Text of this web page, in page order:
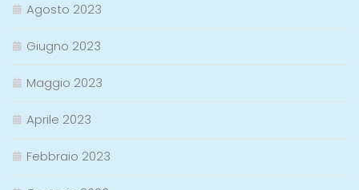
Agosto 2023
Giugno 2023
Maggio 2023
Aprile 2023
Febbraio 2023